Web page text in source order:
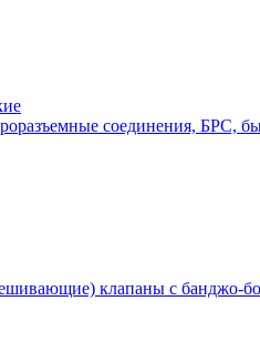
соединения, БРС,
клапаны с банджо-